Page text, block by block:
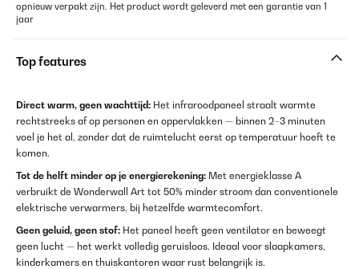
opnieuw verpakt zijn. Het product wordt geleverd met een garantie van 1
jaar
Top features
Direct warm, geen wachttijd: Het infraroodpaneel straalt warmte
rechtstreeks af op personen en oppervlakken — binnen 2–3 minuten
voel je het al, zonder dat de ruimtelucht eerst op temperatuur hoeft te
komen.
Tot de helft minder op je energierekening: Met energieklasse A
verbruikt de Wonderwall Art tot 50% minder stroom dan conventionele
elektrische verwarmers, bij hetzelfde warmtecomfort.
Geen geluid, geen stof: Het paneel heeft geen ventilator en beweegt
geen lucht — het werkt volledig geruisloos. Ideaal voor slaapkamers,
kinderkamers en thuiskantoren waar rust belangrijk is.